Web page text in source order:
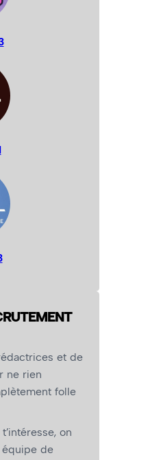
et de
ne rien
folle
on
équipe de